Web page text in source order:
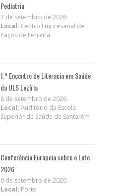
Pediatria
7 de setembro de 2026
Local: Centro Empresarial de
Paços de Ferreira
1.º Encontro de Literacia em Saúde
da ULS Lezíria
8 de setembro de 2026
Local: Auditório da Escola
Superior de Saúde de Santarém
Conferência Europeia sobre o Luto
2026
9 de setembro de 2026
Local: Porto